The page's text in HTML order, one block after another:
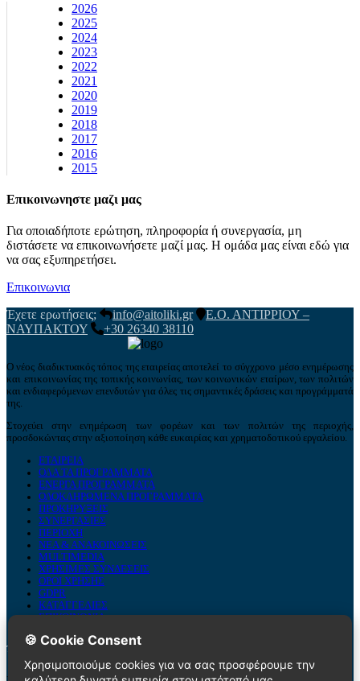
2026
2025
2024
2023
2022
2021
2020
2019
2018
2017
2016
2015
Επικοινωνηστε μαζι μας
Για οποιαδήποτε ερώτηση, πληροφορία ή συνεργασία, μη
διστάσετε να επικοινωνήσετε μαζί μας. Η ομάδα μας είναι εδώ για
να σας εξυπηρετήσει.
Επικοινωνια
Έχετε ερωτήσεις;
info@aitoliki.gr
Ε.Ο. ΑΝΤΙΡΡΙΟΥ –
ΝΑΥΠΑΚΤΟΥ
+30 26340 38110
Ο νέος διαδικτυακός τόπος της εταιρείας αποτελεί το σύγχρονο μέσο ενημέρωσης
και επικοινωνίας της τοπικής κοινωνίας, των κοινωνικών εταίρων, των πολιτών
και ενδιαφερόμενων επενδυτών για όλες τις σημαντικές δράσεις και προγράμματά
της.
Στοχεύει στην ενημέρωση των φορέων και των πολιτών της περιοχής,
προσδοκώντας στην αξιοποίηση κάθε ευκαιρίας και χρηματοδοτικού εργαλείου.
ΕΤΑΙΡΕΙΑ
ΟΛΑ ΤΑ ΠΡΟΓΡΑΜΜΑΤΑ
ΕΝΕΡΓΑ ΠΡΟΓΡΑΜΜΑΤΑ
ΟΛΟΚΛΗΡΩΜΕΝΑ ΠΡΟΓΡΑΜΜΑΤΑ
ΠΡΟΚΗΡΥΞΕΙΣ
ΣΥΝΕΡΓΑΣΙΕΣ
ΠΕΡΙΟΧΗ
ΝΕΑ & ΑΝΑΚΟΙΝΩΣΕΙΣ
MULTIMEDIA
ΧΡΗΣΙΜΕΣ ΣΥΝΔΕΣΕΙΣ
ΟΡΟΙ ΧΡΗΣΗΣ
GDPR
ΚΑΤΑΓΓΕΛΙΕΣ
ΕΠΙΚΟΙΝΩΝΙΑ
Το Newsletter μας:
🍪 Cookie Consent
Χρησιμοποιούμε cookies για να σας προσφέρουμε την